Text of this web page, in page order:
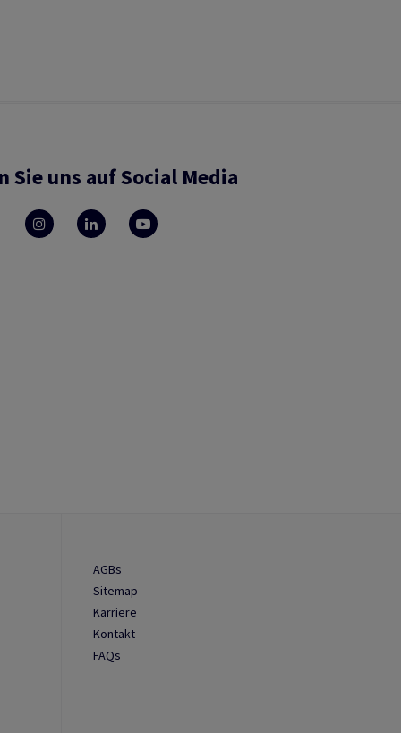
Sie uns auf Social Media
AGBs
Sitemap
Karriere
Kontakt
FAQs